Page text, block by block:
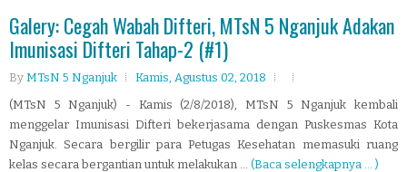
Galery: Cegah Wabah Difteri, MTsN 5 Nganjuk Adakan
Imunisasi Difteri Tahap-2 (#1)
By MTsN 5 Nganjuk
Kamis, Agustus 02, 2018
(MTsN 5 Nganjuk) - Kamis (2/8/2018), MTsN 5 Nganjuk kembali
menggelar Imunisasi Difteri bekerjasama dengan Puskesmas Kota
Nganjuk. Secara bergilir para Petugas Kesehatan memasuki ruang
kelas secara bergantian untuk melakukan ... (Baca selengkapnya ... )